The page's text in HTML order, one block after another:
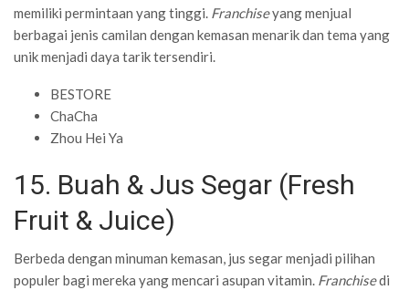
memiliki permintaan yang tinggi. Franchiseyang menjual
berbagai jenis camilan dengan kemasan menarik dan tema yang
unik menjadi daya tarik tersendiri.
BESTORE
ChaCha
Zhou Hei Ya
15. Buah & Jus Segar (Fresh
Fruit & Juice)
Berbeda dengan minuman kemasan, jus segar menjadi pilihan
populer bagi mereka yang mencari asupan vitamin. Franchisedi